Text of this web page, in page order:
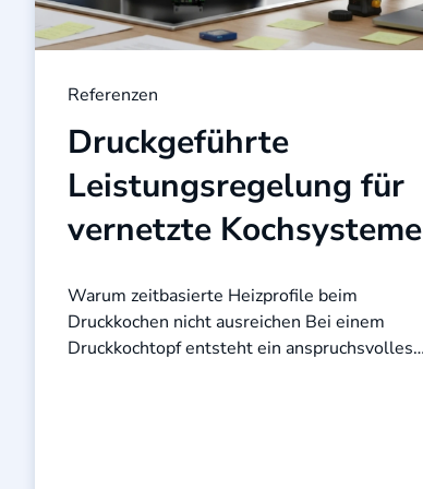
Referenzen
Druckgeführte
Leistungsregelung für
vernetzte Kochsysteme
Warum zeitbasierte Heizprofile beim
Druckkochen nicht ausreichen Bei einem
Druckkochtopf entsteht ein anspruchsvolles